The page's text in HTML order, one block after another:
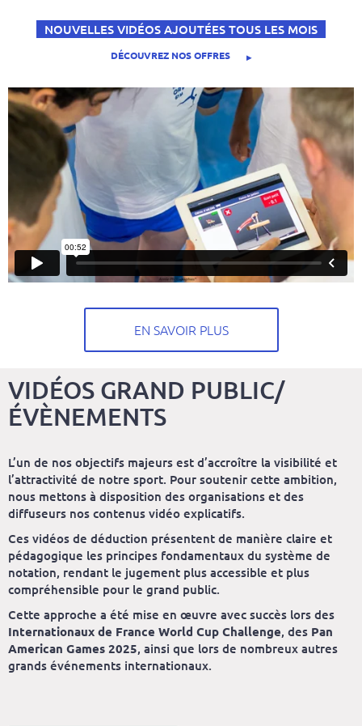
NOUVELLES VIDÉOS AJOUTÉES TOUS LES MOIS
DÉCOUVREZ NOS OFFRES
EN SAVOIR PLUS
VIDÉOS GRAND PUBLIC/
ÉVÈNEMENTS
L’un de nos objectifs majeurs est d’accroître la visibilité et
l’attractivité de notre sport. Pour soutenir cette ambition,
nous mettons à disposition des organisations et des
diffuseurs nos contenus vidéo explicatifs.
Ces vidéos de déduction présentent de manière claire et
pédagogique les principes fondamentaux du système de
notation, rendant le jugement plus accessible et plus
compréhensible pour le grand public.
Cette approche a été mise en œuvre avec succès lors des
Internationaux de France World Cup Challenge, des Pan
American Games 2025, ainsi que lors de nombreux autres
grands événements internationaux.